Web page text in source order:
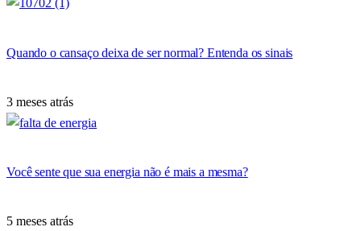
Quando o cansaço deixa de ser normal? Entenda os sinais
3 meses atrás
Você sente que sua energia não é mais a mesma?
5 meses atrás